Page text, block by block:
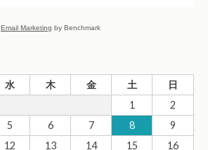
Email Marketing by Benchmark
水 木 金 土
日
1
2
5 6 7 8
9
12 13 14 15
16